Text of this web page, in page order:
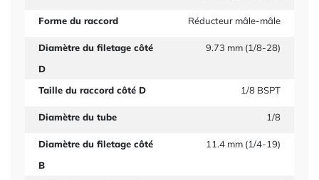
Forme du raccord Réducteur mâle-mâle
Diamètre du filetage côté
D
9.73 mm (1/8-28)
Taille du raccord côté D 1/8 BSPT
Diamètre du tube 1/8
Diamètre du filetage côté
B
11.4 mm (1/4-19)